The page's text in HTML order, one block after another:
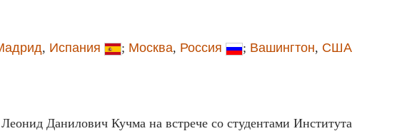
, Испания ; Москва, Россия ; Вашингтон, США
Данилович Кучма на встрече со студентами Института